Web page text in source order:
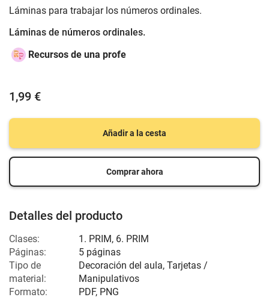
Láminas para trabajar los números ordinales.
Láminas de números ordinales.
Recursos de una profe
1,99 €
Añadir a la cesta
Comprar ahora
Detalles del producto
Clases:
1. PRIM, 6. PRIM
Páginas:
5 páginas
Tipo de
material:
Decoración del aula, Tarjetas /
Manipulativos
Formato:
PDF, PNG